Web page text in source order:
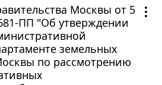
Москвы от 5
ПП "Об утверждении
земельных
по рассмотрению